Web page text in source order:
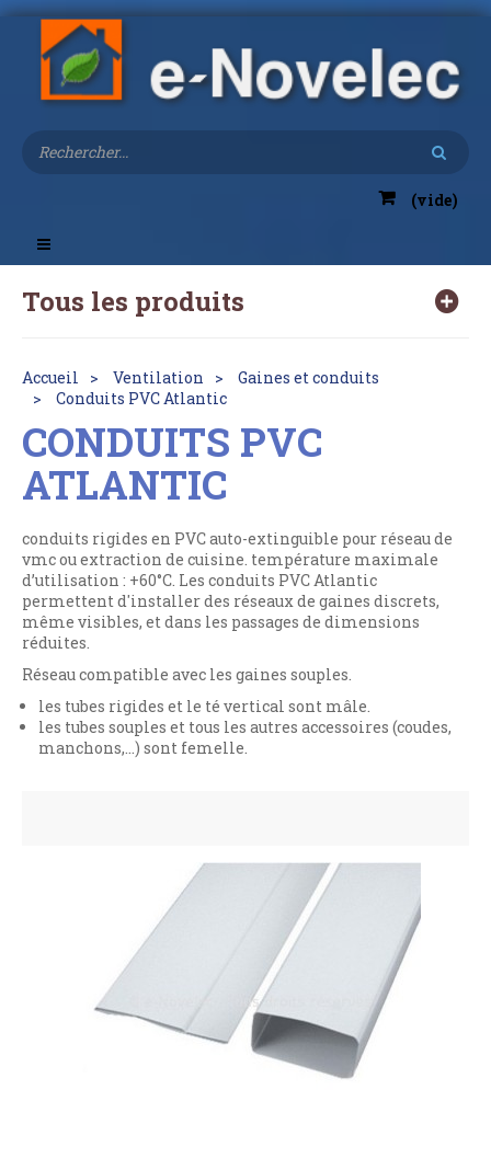
(vide)
Toggle
navigation
Tous les produits
Accueil Ventilation
Gaines et conduits
Conduits PVC Atlantic
CONDUITS PVC
ATLANTIC
conduits rigides en PVC auto-extinguible pour réseau de
vmc ou extraction de cuisine. température maximale
d’utilisation : +60°C. Les conduits PVC Atlantic
permettent d'installer des réseaux de gaines discrets,
même visibles, et dans les passages de dimensions
réduites.
Réseau compatible avec les gaines souples.
les tubes rigides et le té vertical sont mâle.
les tubes souples et tous les autres accessoires (coudes,
manchons,...) sont femelle.